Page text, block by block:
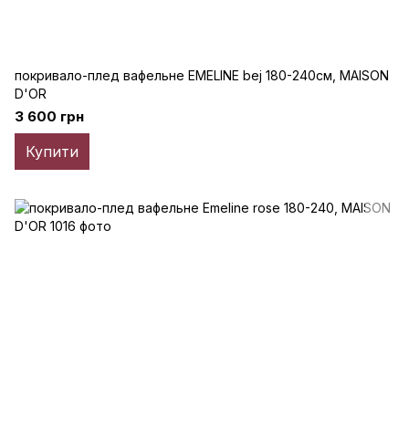
покривало-плед вафельне EMELINE bej 180-240cм, MAISON
D'OR
3 600 грн
Купити